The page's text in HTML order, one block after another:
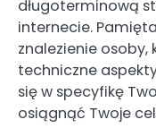
długoterminową
internecie.
znalezienie
techniczne
się w specyfikę
osiągnąć Twoje